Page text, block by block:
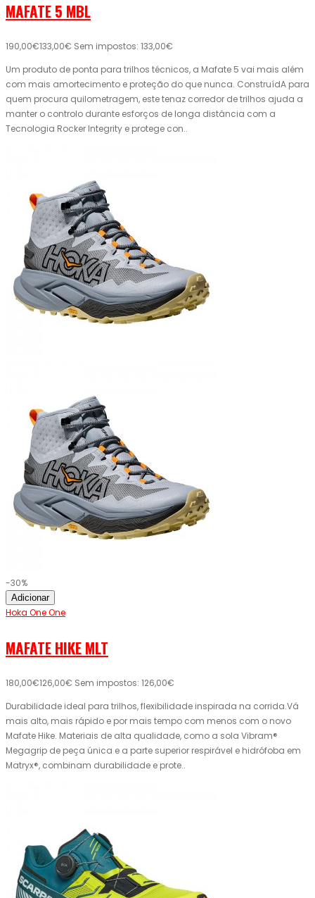
MAFATE 5 MBL
190,00€133,00€ Sem impostos: 133,00€
Um produto de ponta para trilhos técnicos, a Mafate 5 vai mais além
com mais amortecimento e proteção do que nunca. ConstruídA para
quem procura quilometragem, este tenaz corredor de trilhos ajuda a
manter o controlo durante esforços de longa distância com a
Tecnologia Rocker Integrity e protege con..
-30%
Adicionar
Hoka One One
MAFATE HIKE MLT
180,00€126,00€ Sem impostos: 126,00€
Durabilidade ideal para trilhos, flexibilidade inspirada na corrida.Vá
mais alto, mais rápido e por mais tempo com menos com o novo
Mafate Hike. Materiais de alta qualidade, como a sola Vibram®
Megagrip de peça única e a parte superior respirável e hidrófoba em
Matryx®, combinam durabilidade e prote..